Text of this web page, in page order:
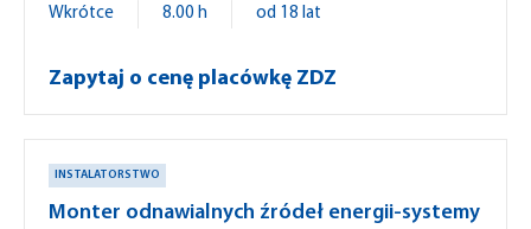
Wkrótce 8.00 h od 18 lat
Zapytaj o cenę placówkę ZDZ
INSTALATORSTWO
Monter odnawialnych źródeł energii-systemy